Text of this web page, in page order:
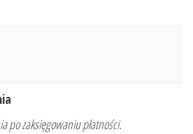
po zaksięgowaniu płatności.